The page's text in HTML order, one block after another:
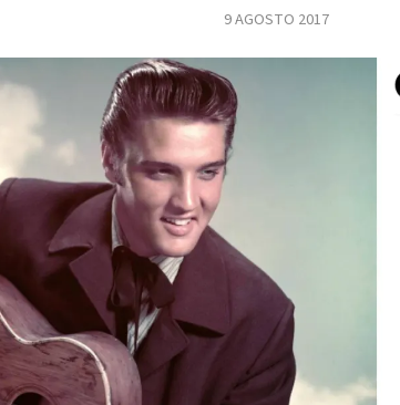
9 AGOSTO 2017